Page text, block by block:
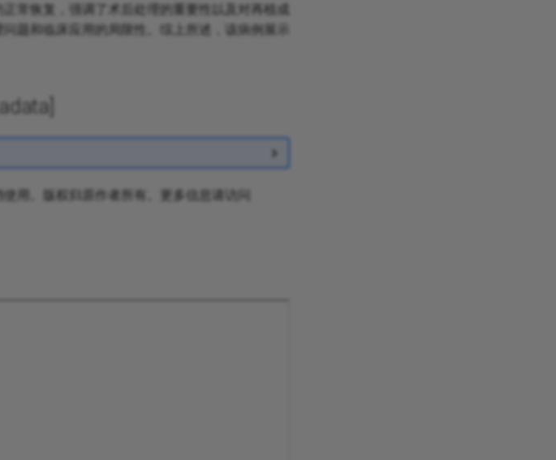
常恢复，强调了术后处理的重要性以及对再植成
题和临床应用的局限性。综上所述，该病例展示
用。版权归原作者所有。更多信息请访问